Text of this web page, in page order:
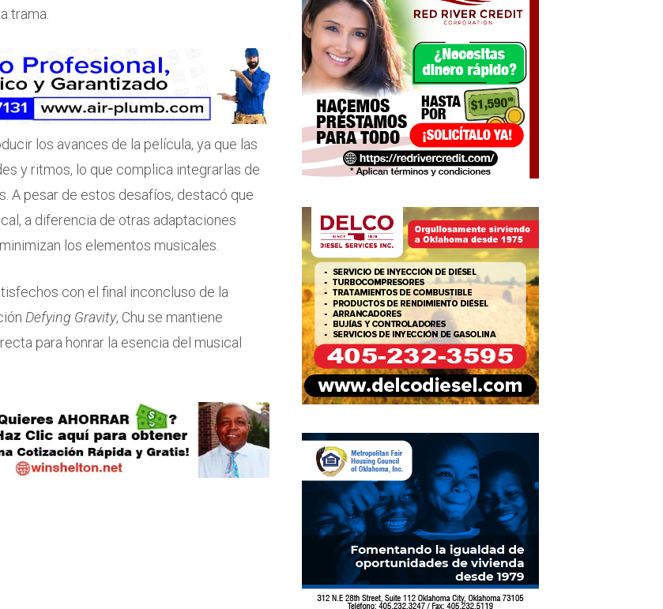
trama.
los avances de la película, ya que las
y ritmos, lo que complica integrarlas de
A pesar de estos desafíos, destacó que
a diferencia de otras adaptaciones
los elementos musicales.
con el final inconcluso de la
Defying Gravity, Chu se mantiene
para honrar la esencia del musical